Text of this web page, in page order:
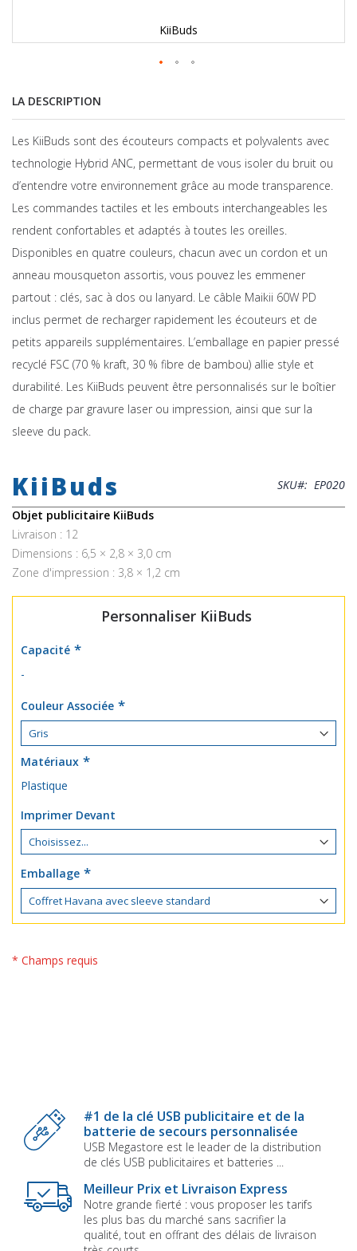
KiiBuds
LA DESCRIPTION
Les KiiBuds sont des écouteurs compacts et polyvalents avec
technologie Hybrid ANC, permettant de vous isoler du bruit ou
d’entendre votre environnement grâce au mode transparence.
Les commandes tactiles et les embouts interchangeables les
rendent confortables et adaptés à toutes les oreilles.
Disponibles en quatre couleurs, chacun avec un cordon et un
anneau mousqueton assortis, vous pouvez les emmener
partout : clés, sac à dos ou lanyard. Le câble Maikii 60W PD
inclus permet de recharger rapidement les écouteurs et de
petits appareils supplémentaires. L’emballage en papier pressé
recyclé FSC (70 % kraft, 30 % fibre de bambou) allie style et
durabilité. Les KiiBuds peuvent être personnalisés sur le boîtier
de charge par gravure laser ou impression, ainsi que sur la
sleeve du pack.
the
beginning
of
the
images
gallery
KiiBuds SKU
EP020
Objet publicitaire KiiBuds
Livraison : 12
Dimensions : 6,5 × 2,8 × 3,0 cm
Zone d'impression : 3,8 × 1,2 cm
Personnaliser KiiBuds
Capacité
-
Couleur Associée
Matériaux
Plastique
Imprimer Devant
Emballage
* Champs requis
#1 de la clé USB publicitaire et de la
batterie de secours personnalisée
USB Megastore est le leader de la distribution
de clés USB publicitaires et batteries ...
Meilleur Prix et Livraison Express
Notre grande fierté : vous proposer les tarifs
les plus bas du marché sans sacrifier la
qualité, tout en offrant des délais de livraison